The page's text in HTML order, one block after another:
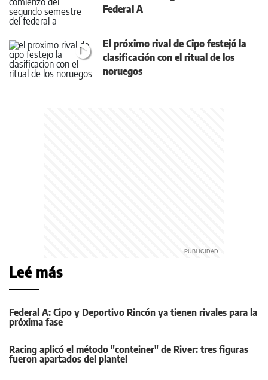
Federal A
El próximo rival de Cipo festejó la
clasificación con el ritual de los
noruegos
Leé más
Federal A: Cipo y Deportivo Rincón ya tienen rivales para la
próxima fase
Racing aplicó el método "conteiner" de River: tres figuras
fueron apartados del plantel